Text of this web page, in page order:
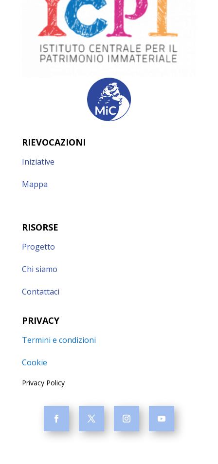
RIEVOCAZIONI
Iniziative
Mappa
RISORSE
Progetto
Chi siamo
Contattaci
PRIVACY
Termini e condizioni
Cookie
Privacy Policy